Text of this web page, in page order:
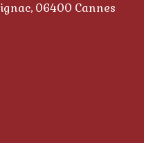
06400 Cannes